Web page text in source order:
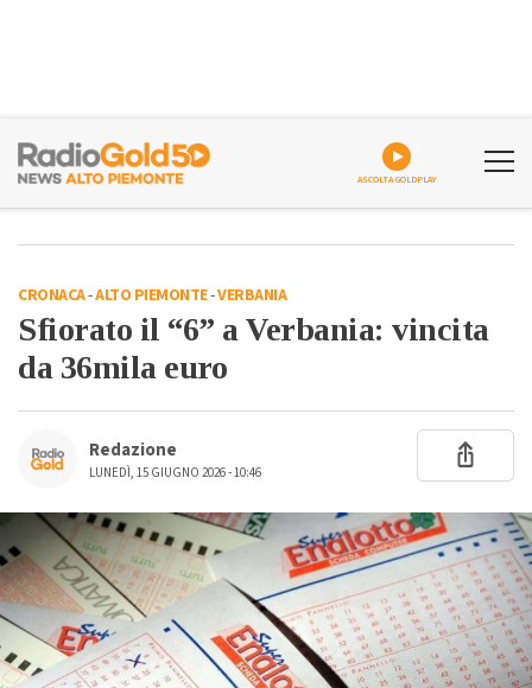
ASCOLTA GOLDPLAY
CRONACA-ALTO PIEMONTE-VERBANIA
Sfiorato il “6” a Verbania: vincita
da 36mila euro
Redazione
LUNEDÌ, 15 GIUGNO 2026 - 10:46